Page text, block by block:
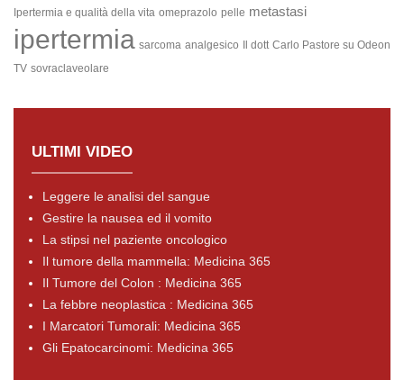
Ipertermia e qualità della vita omeprazolo pelle metastasi
ipertermia sarcoma analgesico Il dott Carlo Pastore su Odeon
TV sovraclaveolare
ULTIMI VIDEO
Leggere le analisi del sangue
Gestire la nausea ed il vomito
La stipsi nel paziente oncologico
Il tumore della mammella: Medicina 365
Il Tumore del Colon : Medicina 365
La febbre neoplastica : Medicina 365
I Marcatori Tumorali: Medicina 365
Gli Epatocarcinomi: Medicina 365